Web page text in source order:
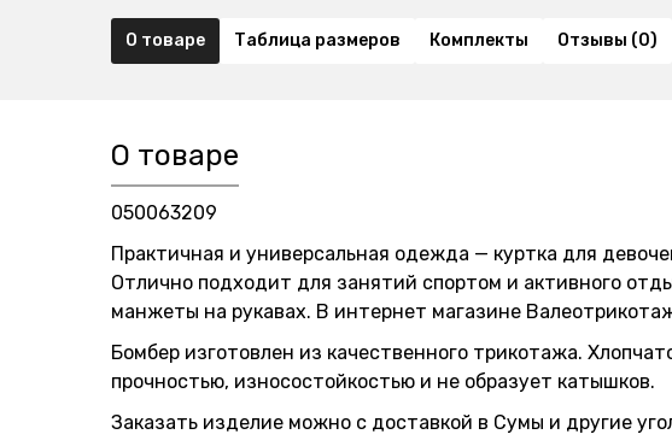
О товаре Таблица размеров Комплекты Отзывы (0)
О товаре
050063209
Практичная и универсальная одежда — куртка для
Отлично подходит для занятий спортом и активного
манжеты на рукавах. В интернет магазине
Бомбер изготовлен из качественного трикотажа.
прочностью, износостойкостью и не образует катышков.
Заказать изделие можно с доставкой в Сумы и другие